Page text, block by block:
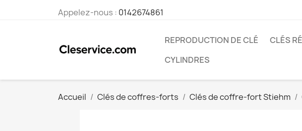
Appelez-nous : 0142674861
REPRODUCTION DE CLÉ CLÉS
CYLINDRES
Accueil Clés de coffres-forts Clés de coffre-fort Stiehm